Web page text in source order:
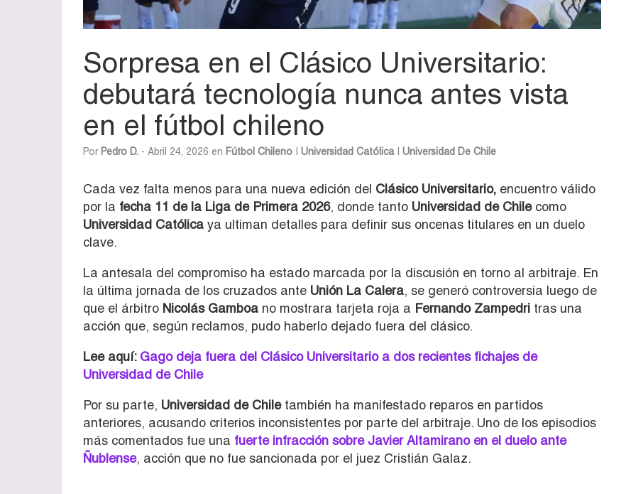
Sorpresa en el Clásico Universitario:
debutará tecnología nunca antes vista
en el fútbol chileno
Por Pedro D. - Abril 24, 2026 en Fútbol Chileno Universidad Católica Universidad De Chile
Cada vez falta menos para una nueva edición del Clásico Universitario, encuentro válido
por la fecha 11 de la Liga de Primera 2026, donde tanto Universidad de Chile como
Universidad Católica ya ultiman detalles para definir sus oncenas titulares en un duelo
clave.
La antesala del compromiso ha estado marcada por la discusión en torno al arbitraje. En
la última jornada de los cruzados ante Unión La Calera, se generó controversia luego de
que el árbitro Nicolás Gamboa no mostrara tarjeta roja a Fernando Zampedri tras una
acción que, según reclamos, pudo haberlo dejado fuera del clásico.
Lee aquí: Gago deja fuera del Clásico Universitario a dos recientes fichajes de
Universidad de Chile
Por su parte, Universidad de Chiletambién ha manifestado reparos en partidos
anteriores, acusando criterios inconsistentes por parte del arbitraje. Uno de los episodios
más comentados fue una fuerte infracción sobre Javier Altamirano en el duelo ante
Ñublense, acción que no fue sancionada por el juez Cristián Galaz.